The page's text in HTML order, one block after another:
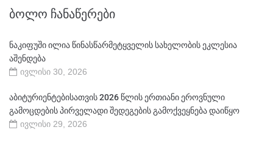
ᲑᲝᲚᲝ ᲩᲐᲜᲐᲬᲔᲠᲔᲑᲘ
ნაკიფუში ილია წინასწარმეტყველის სახელობის ეკლესია
აშენდება
ივლისი 30, 2026
აბიტურიენტებისათვის 2026 წლის ერთიანი ეროვნული
გამოცდების პირველადი შედეგების გამოქვეყნება დაიწყო
ივლისი 29, 2026